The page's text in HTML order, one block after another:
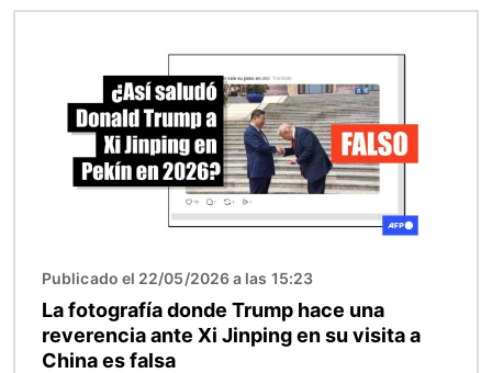
Publicado el 22/05/2026 a las 15:23
La fotografía donde Trump hace una
reverencia ante Xi Jinping en su visita a
China es falsa